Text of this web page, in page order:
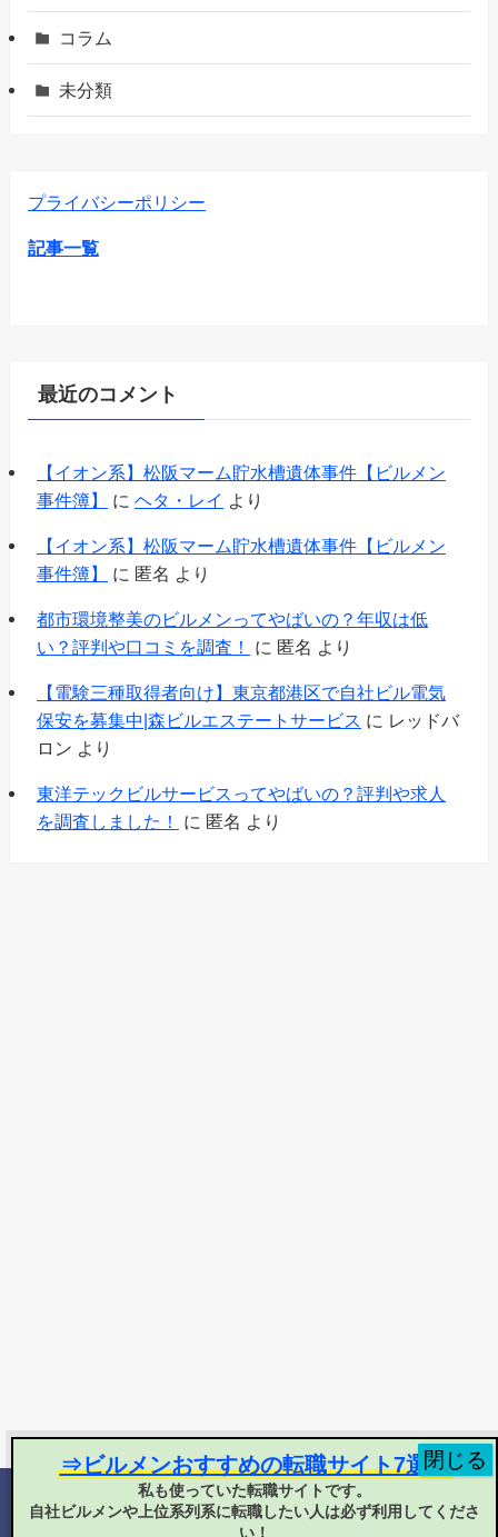
コラム
未分類
プライバシーポリシー
記事一覧
最近のコメント
【イオン系】松阪マーム貯水槽遺体事件【ビルメン
事件簿】
に ヘタ・レイ より
【イオン系】松阪マーム貯水槽遺体事件【ビルメン
事件簿】
に 匿名 より
都市環境整美のビルメンってやばいの？年収は低
い？評判や口コミを調査！
に 匿名 より
【電験三種取得者向け】東京都港区で自社ビル電気
保安を募集中|森ビルエステートサービス に レッドバ
ロン より
東洋テックビルサービスってやばいの？評判や求人
を調査しました！
に 匿名 より
2025 ヘタ・レイ
⇒ビルメンおすすめの転職サイト7選！
私も使っていた転職サイトです。
自社ビルメンや上位系列系に転職したい人は必ず利用してくださ
い！